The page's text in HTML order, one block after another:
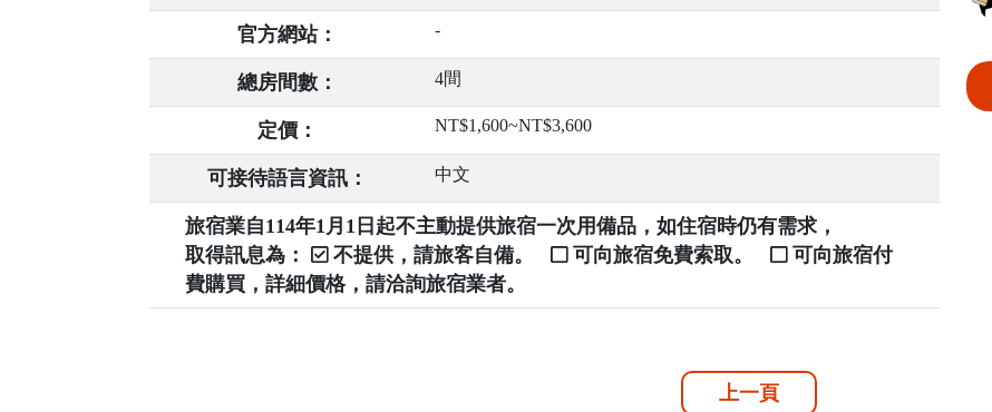
官方網站： -
總房間數： 4間
定價： NT$1,600~NT$3,600
可接待語言資訊： 中文
旅宿業自114年1月1日起不主動提供旅宿一次用備品，如住宿時仍有需求，
取得訊息為：
不提供，請旅客自備。 可向旅宿免費索取。
可向旅宿付
費購買，詳細價格，請洽詢旅宿業者。
上一頁